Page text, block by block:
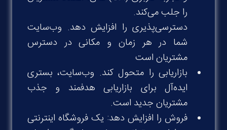
را جلب می‌کند.
دسترسی‌پذیری را افزایش دهد. وب‌سایت
شما در هر زمان و مکانی در دسترس
مشتریان است
بازاریابی را متحول کند. وب‌سایت، بستری
ایده‌آل برای بازاریابی هدفمند و جذب
مشتریان جدید است.
فروش را افزایش دهد: یک فروشگاه اینترنتی